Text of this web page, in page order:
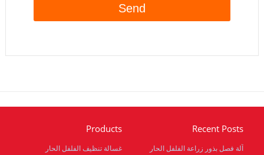
Products
غسالة تنظيف الفلفل الحار
Recent Posts
آلة فصل بذور زراعة الفلفل الحار